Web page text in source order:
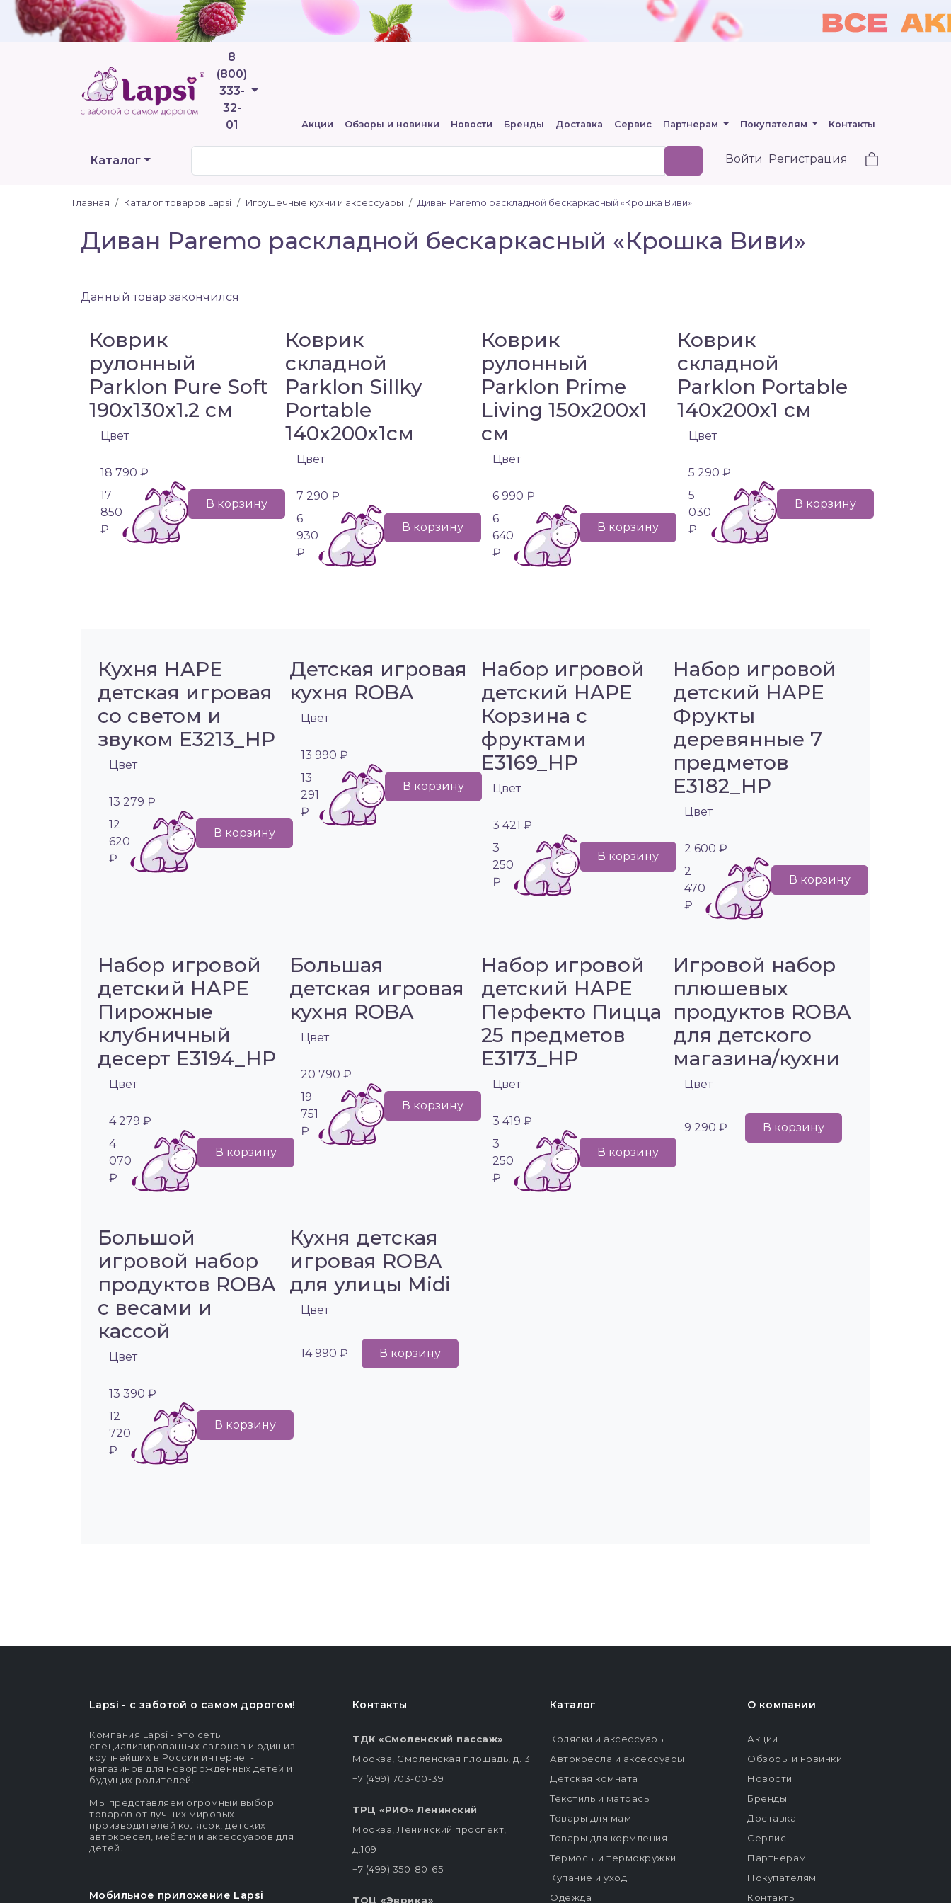
8
(800)
333-
32-
01
Телефоны
Акции Обзоры и новинки Новости Бренды Доставка Сервис Партнерам Покупателям Контакты
Каталог Войти Регистрация
Главная Каталог товаров Lapsi Игрушечные кухни и аксессуары Диван Paremo раскладной бескаркасный «Крошка Виви»
Диван Paremo раскладной бескаркасный «Крошка Виви»
Данный товар закончился
Коврик
рулонный
Parklon Pure Soft
190x130x1.2 см
Цвет
18 790 ₽
17
850
₽
В корзину
Коврик
складной
Parklon Sillky
Portable
140x200x1см
Цвет
7 290 ₽
6
930
₽
В корзину
Коврик
рулонный
Parklon Prime
Living 150x200x1
см
Цвет
6 990 ₽
6
640
₽
В корзину
Коврик
складной
Parklon Portable
140x200x1 см
Цвет
5 290 ₽
5
030
₽
В корзину
Кухня HAPE
детская игровая
со светом и
звуком E3213_HP
Цвет
13 279 ₽
12
620
₽
В корзину
Детская игровая
кухня ROBA
Цвет
13 990 ₽
13
291
₽
В корзину
Набор игровой
детский HAPE
Корзина с
фруктами
E3169_HP
Цвет
3 421 ₽
3
250
₽
В корзину
Набор игровой
детский HAPE
Фрукты
деревянные 7
предметов
E3182_HP
Цвет
2 600 ₽
2
470
₽
В корзину
Набор игровой
детский HAPE
Пирожные
клубничный
десерт E3194_HP
Цвет
4 279 ₽
4
070
₽
В корзину
Большая
детская игровая
кухня ROBA
Цвет
20 790 ₽
19
751
₽
В корзину
Набор игровой
детский HAPE
Перфекто Пицца
25 предметов
E3173_HP
Цвет
3 419 ₽
3
250
₽
В корзину
Игровой набор
плюшевых
продуктов ROBA
для детского
магазина/кухни
Цвет
9 290 ₽ В корзину
Большой
игровой набор
продуктов ROBA
с весами и
кассой
Цвет
13 390 ₽
12
720
₽
В корзину
Кухня детская
игровая ROBA
для улицы Midi
Цвет
14 990 ₽ В корзину
Lapsi - c заботой о самом дорогом!
Компания Lapsi - это сеть
специализированных салонов и один из
крупнейших в России интернет-
магазинов для новорождённых детей и
будущих родителей.
Мы представляем огромный выбор
товаров от лучших мировых
производителей колясок, детских
автокресел, мебели и аксессуаров для
детей.
Мобильное приложение Lapsi
Контакты
ТДК «Смоленский пассаж»
Москва, Смоленская площадь, д. 3
+7 (499) 703-00-39
ТРЦ «РИО» Ленинский
Москва, Ленинский проспект,
д.109
+7 (499) 350-80-65
ТОЦ «Эврика»
Каталог
Коляски и аксессуары
Автокресла и аксессуары
Детская комната
Текстиль и матрасы
Товары для мам
Товары для кормления
Термосы и термокружки
Купание и уход
Одежда
О компании
Акции
Обзоры и новинки
Новости
Бренды
Доставка
Сервис
Партнерам
Покупателям
Контакты